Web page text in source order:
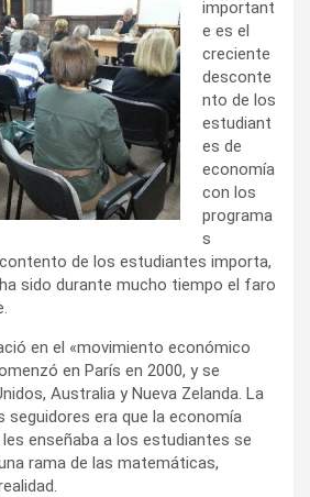
important
e es el
creciente
desconte
nto de los
estudiant
es de
economía
con los
programa
s
de los estudiantes importa,
sido durante mucho tiempo el faro
en el «movimiento económico
en París en 2000, y se
Australia y Nueva Zelanda. La
seguidores era que la economía
enseñaba a los estudiantes se
rama de las matemáticas,